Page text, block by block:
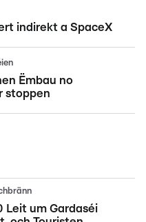
indirekt a SpaceX
Ëmbau no
stoppen
Leit um Gardaséi